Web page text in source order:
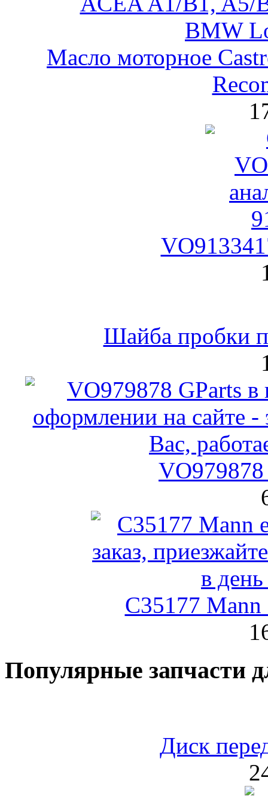
Масло моторное
Шайба пробки
VO979878
C35177
Популярные запчасти
Диск